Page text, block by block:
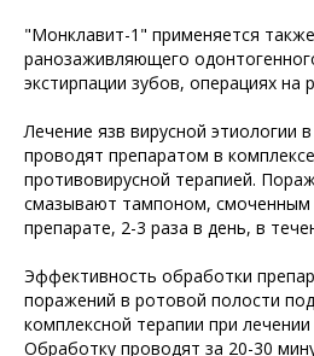
"Монклавит-1" применяется
ранозаживляющего
экстирпации зубов, операциях на
Лечение язв вирусной этиологии
проводят препаратом в
противовирусной терапией.
смазывают тампоном, смоченным
препарате, 2-3 раза в день, в
Эффективность обработки
поражений в ротовой полости
комплексной терапии при
Обработку проводят за 20-30